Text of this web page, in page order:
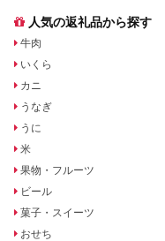
人気の返礼品から探す
牛肉
いくら
カニ
うなぎ
うに
米
果物・フルーツ
ビール
菓子・スイーツ
おせち